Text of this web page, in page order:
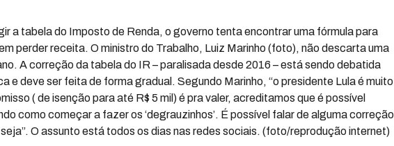
a tabela do Imposto de Renda, o governo tenta encontrar uma fórmula para
perder receita. O ministro do Trabalho, Luiz Marinho (foto), não descarta uma
A correção da tabela do IR – paralisada desde 2016 – está sendo debatida
e deve ser feita de forma gradual. Segundo Marinho, “o presidente Lula é muito
( de isenção para até R$ 5 mil) é pra valer, acreditamos que é possível
como começar a fazer os ‘degrauzinhos’. É possível falar de alguma correção
O assunto está todos os dias nas redes sociais. (foto/reprodução internet)